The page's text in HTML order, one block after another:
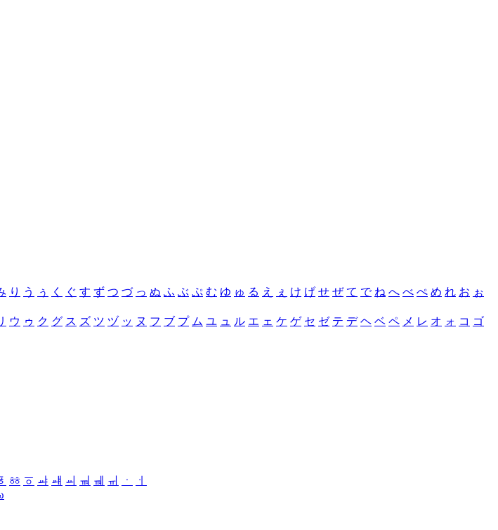
り う ぅ く ぐ す ず つ づ っ ぬ ふ ぶ ぷ む ゆ ゅ る え ぇ け げ せ ぜ て で ね へ べ ぺ め れ お ぉ
ウ ゥ ク グ ス ズ ツ ヅ ッ ヌ フ ブ プ ム ユ ュ ル エ ェ ケ ゲ セ ゼ テ デ ヘ ベ ペ メ レ オ ォ コ ゴ
ㆅ ㆆ ㆇ ㆈ ㆉ ㆊ ㆋ ㆌ ㆍ
ㆎ